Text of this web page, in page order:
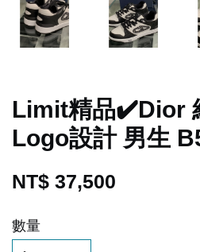
Limit精品✔️Dior
Logo設計 男生
NT$ 37,500
數量